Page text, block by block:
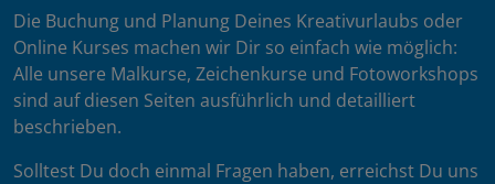
Die Buchung und Planung Deines Kreativurlaubs oder
Online Kurses machen wir Dir so einfach wie möglich:
Alle unsere Malkurse, Zeichenkurse und Fotoworkshops
sind auf diesen Seiten ausführlich und detailliert
beschrieben.
Solltest Du doch einmal Fragen haben, erreichst Du uns